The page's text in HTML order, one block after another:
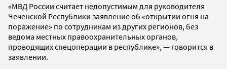
«МВД России считает недопустимым для руководителя
Чеченской Республики заявление об «открытии огня на
поражение» по сотрудникам из других регионов, без
ведома местных правоохранительных органов,
проводящих спецоперации в республике», — говорится в
заявлении.